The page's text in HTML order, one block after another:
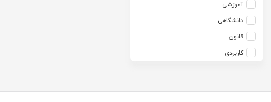
آزیتا قربانی رحیم
آلبرت ون دایسی
آلن ردفرن
آمنه باخدا
آنتونی آگوس
آموزشی
دانشگاهی
قانون
کاربردی